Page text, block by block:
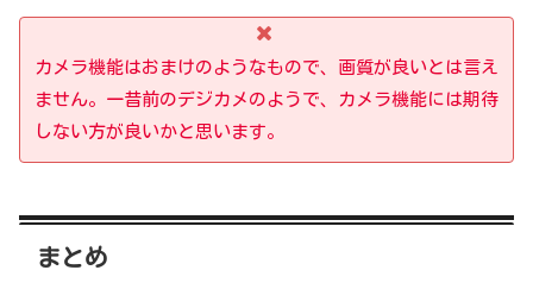
カメラ機能はおまけのようなもので、画質が良いとは言え
ません。一昔前のデジカメのようで、カメラ機能には期待
しない方が良いかと思います。
まとめ